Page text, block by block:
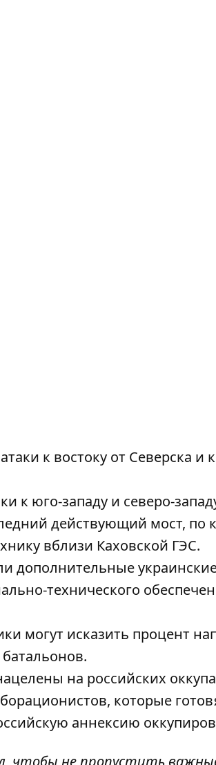
к востоку от Северска и
к юго-западу и северо-
действующий мост, по
вблизи Каховской ГЭС.
дополнительные
технического
могут исказить процент
на российских
которые
аннексию
, чтобы не пропустить